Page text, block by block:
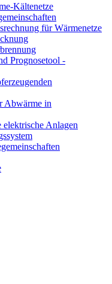
Kältenetze
für Wärmenetze
Prognosetool -
Abwärme in
elektrische Anlagen